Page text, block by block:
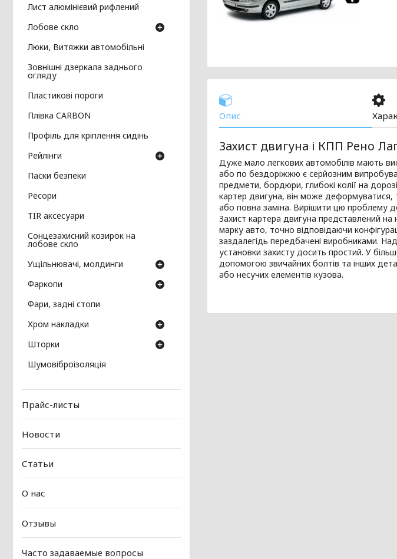
Опис
Захист двигуна і КПП Рено
Дуже мало легкових автомобілів мають
або по бездоріжжю є серйозним
предмети, бордюри, глибокі колії на
картер двигуна, він може деформуватися,
або повна заміна. Вирішити цю проблему
Захист картера двигуна представлений
марку авто, точно відповідаючи
заздалегідь передбачені виробниками.
установки захисту досить простий. У
допомогою звичайних болтів та інших
або несучих елементів кузова.
Лист алюмінієвий рифлений
Лобове скло
Люки, Витяжки автомобільні
Зовнішні дзеркала заднього
огляду
Пластикові пороги
Плівка CARBON
Профіль для кріплення сидінь
Рейлінги
Паски безпеки
Ресори
TIR аксесуари
Сонцезахисний козирок на
лобове скло
Ущільнювачі, молдинги
Фаркопи
Фари, задні стопи
Хром накладки
Шторки
Шумовіброізоляція
Прайс-листы
Новости
Статьи
О нас
Отзывы
Часто задаваемые вопросы